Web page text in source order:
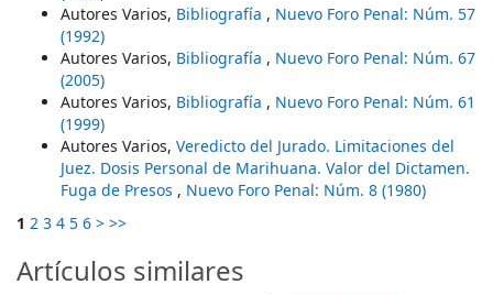
Autores Varios, Bibliografía , Nuevo Foro Penal: Núm. 57
(1992)
Autores Varios, Bibliografía , Nuevo Foro Penal: Núm. 67
(2005)
Autores Varios, Bibliografía , Nuevo Foro Penal: Núm. 61
(1999)
Autores Varios, Veredicto del Jurado. Limitaciones del
Juez. Dosis Personal de Marihuana. Valor del Dictamen.
Fuga de Presos , Nuevo Foro Penal: Núm. 8 (1980)
1 2 3 4 5 6 > >>
Artículos similares